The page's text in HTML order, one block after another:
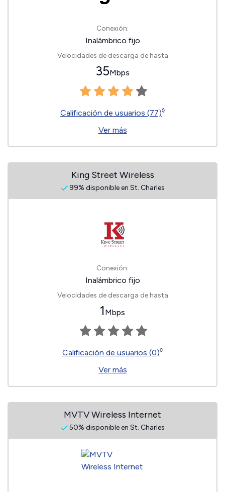
Conexión:
Inalámbrico fijo
Velocidades de descarga de hasta
35Mbps
Calificación de usuarios (77)◊
Ver más
King Street Wireless
99% disponible en St. Charles
Conexión:
Inalámbrico fijo
Velocidades de descarga de hasta
1 Mbps
Calificación de usuarios (0)◊
Ver más
MVTV Wireless Internet
50% disponible en St. Charles